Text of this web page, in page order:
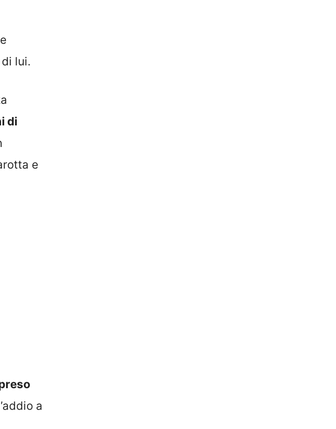
lui.
di
e
a